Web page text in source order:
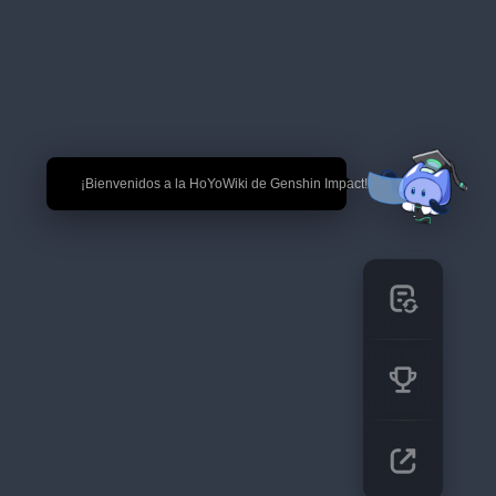
🎉 ¡Bienvenidos a la HoYoWiki de Genshin Impact!